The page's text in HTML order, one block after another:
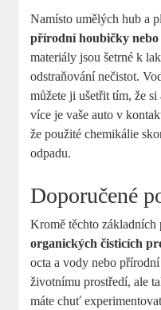
Namísto umělých hub a
přírodní houbičky
materiály jsou šetrné k
odstraňování nečistot.
můžete ji ušetřit tím, že
více je vaše auto v
že použité chemikálie
odpadu.
Doporučené
Kromě těchto
organických čisticích
octa a vody nebo
životnímu prostředí, ale
máte chuť